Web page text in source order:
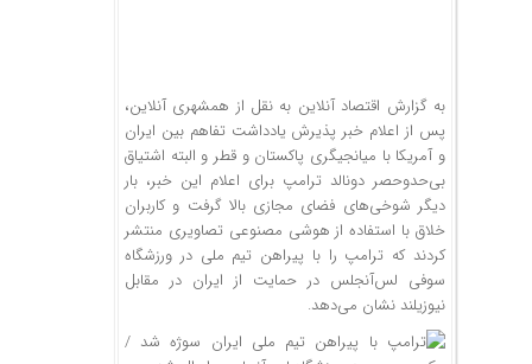
به گزارش اقتصاد آنلاین به نقل از همشهری آنلاین،
پس از اعلام خبر پذیرش یادداشت تفاهم بین ایران
و آمریکا با میانجیگری پاکستان و قطر و البته اشتیاق
بی‌حدوحصر دونالد ترامپ برای اعلام این خبر، بار
دیگر شوخی‌های فضای مجازی بالا گرفت و کاربران
خلاق با استفاده از هوشی مصنوعی تصاویری منتشر
کردند که ترامپ را با پیراهن تیم ملی در ورزشگاه
سوفی لس‌آنجلس در حمایت از ایران در مقابل
نیوزیلند نشان می‌دهد.